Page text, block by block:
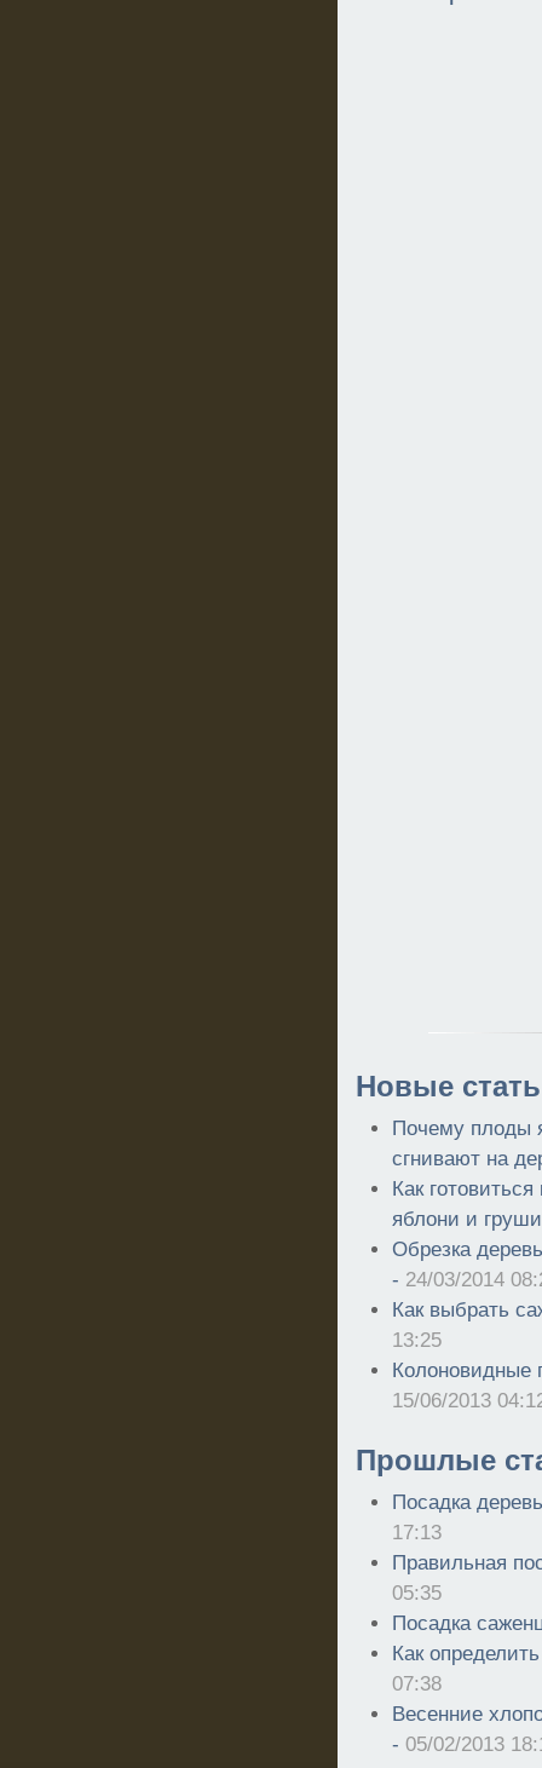
Новые
Почему плоды
сгнивают на
Как
яблони и
Обрезка
- 24/03/2014
Как выбрать
13:25
Колоновидные
15/06/2013
Прошлые
Посадка
17:13
Правильная
05:35
Посадка
Как
07:38
Весенние
-05/02/2013